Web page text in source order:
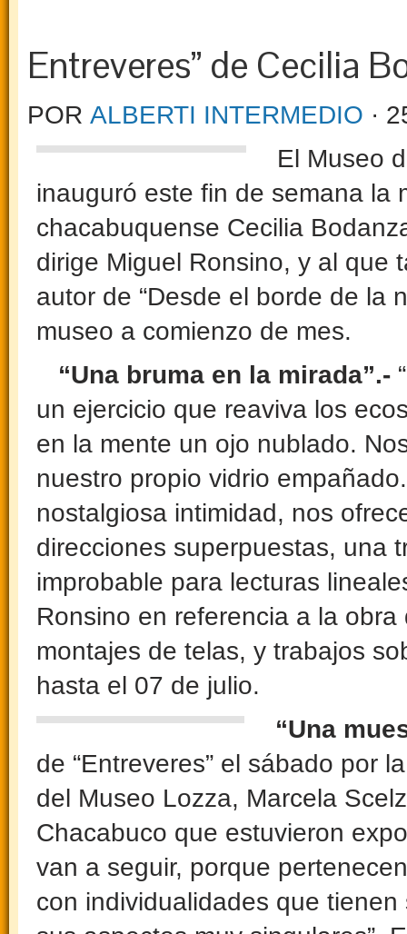
Entreveres” de Cecilia
POR ALBERTI INTERMEDIO ·
El Museo
inauguró este fin de semana la
chacabuquense Cecilia
dirige Miguel Ronsino, y al que
autor de “Desde el borde de la
museo a comienzo de mes.
“Una bruma en la mirada”.-
un ejercicio que reaviva los
en la mente un ojo nublado.
nuestro propio vidrio
nostalgiosa intimidad, nos
direcciones superpuestas, una
improbable para lecturas
Ronsino en referencia a la
montajes de telas, y trabajos
hasta el 07 de julio.
“Una
de “Entreveres” el sábado por
del Museo Lozza, Marcela
Chacabuco que estuvieron
van a seguir, porque
con individualidades que